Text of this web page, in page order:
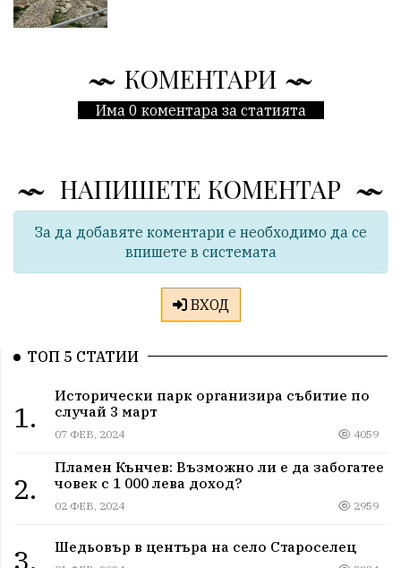
КОМЕНТАРИ
Има 0 коментара за статията
НАПИШЕТЕ КОМЕНТАР
За да добавяте коментари е необходимо да се
впишете в системата
ВХОД
ТОП 5 СТАТИИ
1.
Исторически парк организира събитие по
случай 3 март
07 ФЕВ, 2024 4059
2.
Пламен Кънчев: Възможно ли е да забогатее
човек с 1 000 лева доход?
02 ФЕВ, 2024 2959
3. Шедьовър в центъра на село Староселец